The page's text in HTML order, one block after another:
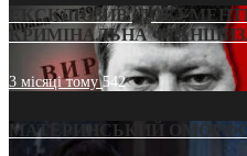
ЕКСКЛЮЗИВ
КРИМІНАЛЬНА
3 місяці тому542
МАТЕРИНСЬКИЙ